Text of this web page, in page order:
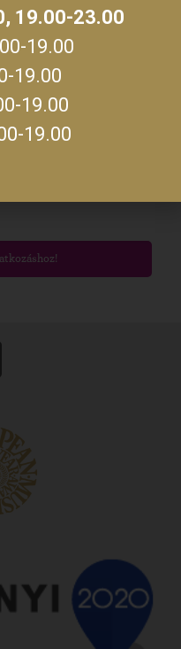
Várral szemben találod
a 47-es úton, Békéscsabán
parkolni a Kossuth
Ha különjáratos busszal
kérdezz rá a parkolás
19.00-23.00
19.00
19.00
19.00
19.00